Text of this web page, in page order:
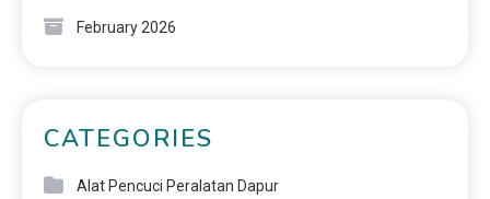
February 2026
CATEGORIES
Alat Pencuci Peralatan Dapur